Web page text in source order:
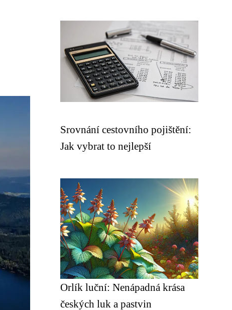
Srovnání cestovního pojištění:
Jak vybrat to nejlepší
Orlík luční: Nenápadná krása
českých luk a pastvin